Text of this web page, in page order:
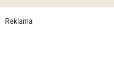
Reklama